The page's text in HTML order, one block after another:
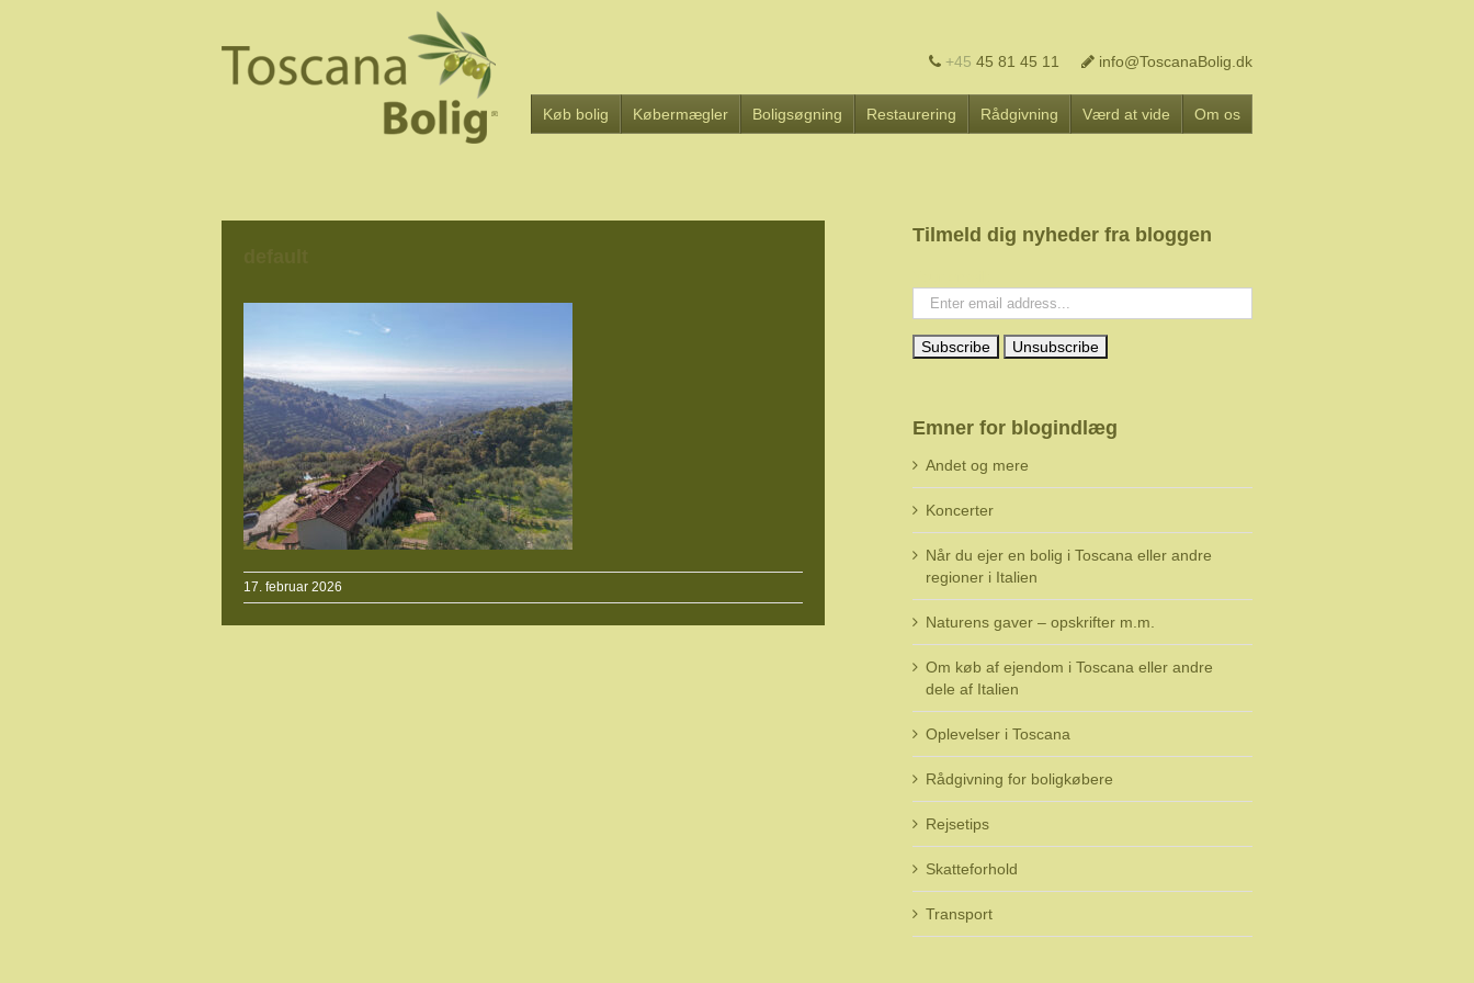
+45 45 81 45 11 info@ToscanaBolig.dk
Køb bolig Købermægler Boligsøgning Restaurering Rådgivning Værd at vide Om os
17. februar 2026
Tilmeld dig nyheder fra bloggen
Emner for blogindlæg
Andet og mere
Koncerter
Når du ejer en bolig i Toscana eller andre
regioner i Italien
Naturens gaver – opskrifter m.m.
Om køb af ejendom i Toscana eller andre
dele af Italien
Oplevelser i Toscana
Rådgivning for boligkøbere
Rejsetips
Skatteforhold
Transport